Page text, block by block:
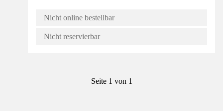
Nicht online bestellbar
Nicht reservierbar
Seite 1 von 1